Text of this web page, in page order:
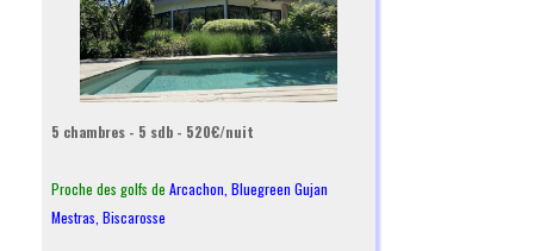
5 chambres - 5 sdb - 520€/nuit
Proche des golfs de Arcachon Bluegreen Gujan
Mestras Biscarosse